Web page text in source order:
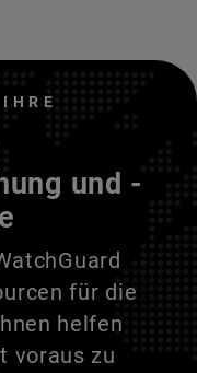
und -
für die
helfen
voraus zu